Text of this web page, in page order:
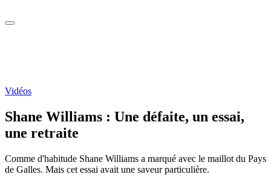
Vidéos
Shane Williams : Une défaite, un essai,
une retraite
Comme d'habitude Shane Williams a marqué avec le maillot du Pays
de Galles. Mais cet essai avait une saveur particulière.